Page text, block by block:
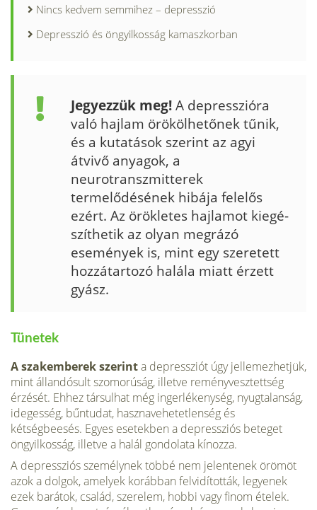
Nincs kedvem semmihez – depresszió
Depresszió és öngyilkosság kamaszkorban
Jegyezzük meg!A depresszióra
való hajlam örökölhetőnek tűnik,
és a kutatások szerint az agyi
átvivő anyagok, a
neurotranszmitterek
termelődésének hibája fele­lős
ezért. Az örökletes hajlamot kiegé­
szíthetik az olyan megrázó
események is, mint egy szeretett
hozzátartozó ha­lála miatt érzett
gyász.
Tünetek
A szakemberek szerinta depressziót úgy jellemezhetjük,
mint állandósult szomorúság, illetve reményvesztettség
érzését. Ehhez társulhat még ingerlé­kenység, nyugtalanság,
idegesség, bűntudat, hasznavehetetlenség és
kétségbeesés. Egyes esetekben a depressziós beteget
öngyilkosság, illetve a halál gondolata kínozza.
A depressziós személynek többé nem jelentenek örömöt
azok a dolgok, amelyek korábban felvidították, legyenek
ezek barátok, család, szerelem, hobbi vagy finom ételek.